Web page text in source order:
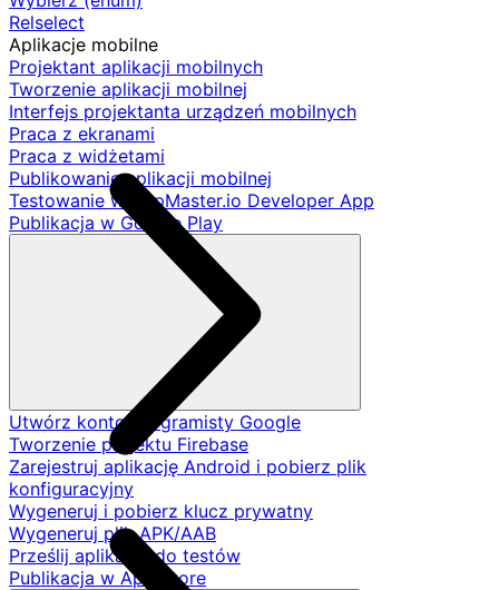
Relselect
Aplikacje mobilne
Projektant aplikacji mobilnych
Tworzenie aplikacji mobilnej
Interfejs projektanta urządzeń mobilnych
Praca z ekranami
Praca z widżetami
Publikowanie aplikacji mobilnej
Testowanie w AppMaster.io Developer App
Publikacja w Google Play
Utwórz konto programisty Google
Tworzenie projektu Firebase
Zarejestruj aplikację Android i pobierz plik
konfiguracyjny
Wygeneruj i pobierz klucz prywatny
Wygeneruj plik APK/AAB
Prześlij aplikację do testów
Publikacja w App Store